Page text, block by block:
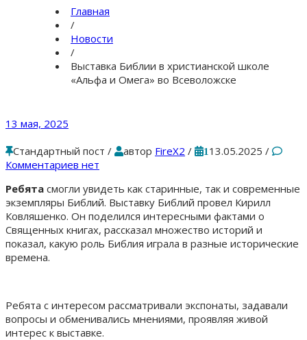
Главная
/
Новости
/
Выставка Библии в христианской школе
«Альфа и Омега» во Всеволожске
13 мая, 2025
Стандартный пост / автор FireX2 / 1 13.05.2025 /
Комментариев нет
Ребята смогли увидеть как старинные, так и современные
экземпляры Библий. Выставку Библий провел Кирилл
Ковляшенко. Он поделился интересными фактами о
Священных книгах, рассказал множество историй и
показал, какую роль Библия играла в разные исторические
времена.
Ребята с интересом рассматривали экспонаты, задавали
вопросы и обменивались мнениями, проявляя живой
интерес к выставке.